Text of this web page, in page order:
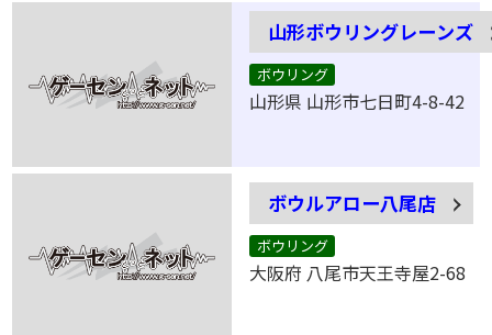
山形ボウリングレーンズ
ボウリング
山形県 山形市七日町4-8-42
ボウルアロー八尾店
ボウリング
大阪府 八尾市天王寺屋2-68